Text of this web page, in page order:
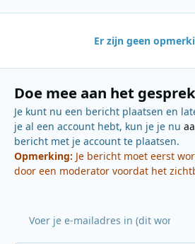
Er zijn geen
Doe mee aan het gesprek
Je kunt nu een bericht plaatsen en
je al een account hebt, kun je je nu
bericht met je account te plaatsen.
Opmerking: Je bericht moet eerst
door een moderator voordat het